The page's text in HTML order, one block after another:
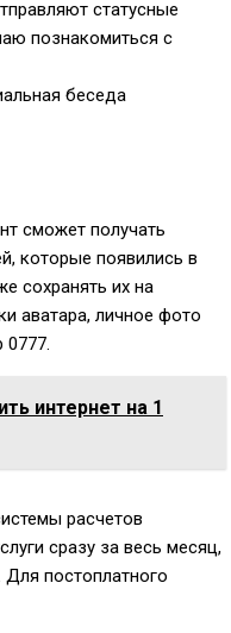
статусные
познакомиться с
беседа
сможет получать
которые появились в
сохранять их на
аватара, личное фото
0777.
интернет на 1
расчетов
сразу за весь месяц,
Для постоплатного